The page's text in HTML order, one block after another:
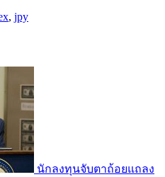
, jpy
นักลงทุนจับตาถ้อยแถลง